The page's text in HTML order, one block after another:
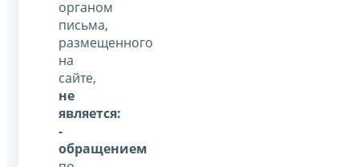
органом
письма,
размещенного
на
сайте,
не
является:
-
обращением